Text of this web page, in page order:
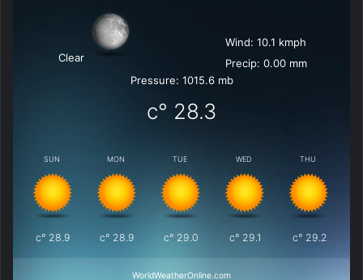
Clear
Wind: 10.1 kmph
Precip: 0.00 mm
Pressure: 1015.6 mb
28.3
°c
SUN
28.9
°c
MON
28.9
°c
TUE
29.0
°c
WED
29.1
°c
THU
29.2
°c
WorldWeatherOnline.com